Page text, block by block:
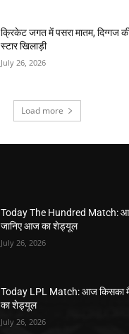
क्रिकेट जगत में पसरा मातम, दिग्गज
स्टार खिलाड़ी
July 26, 2026
Load more
Today The Hundred Match:
जानिए आज का शेड्यूल
July 26, 2026
Today LPL Match: आज किसका
का शेड्यूल
July 26, 2026